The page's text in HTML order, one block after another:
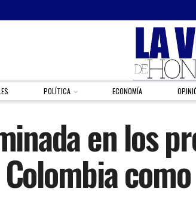
POLÍTICA ECONOMÍA
en los